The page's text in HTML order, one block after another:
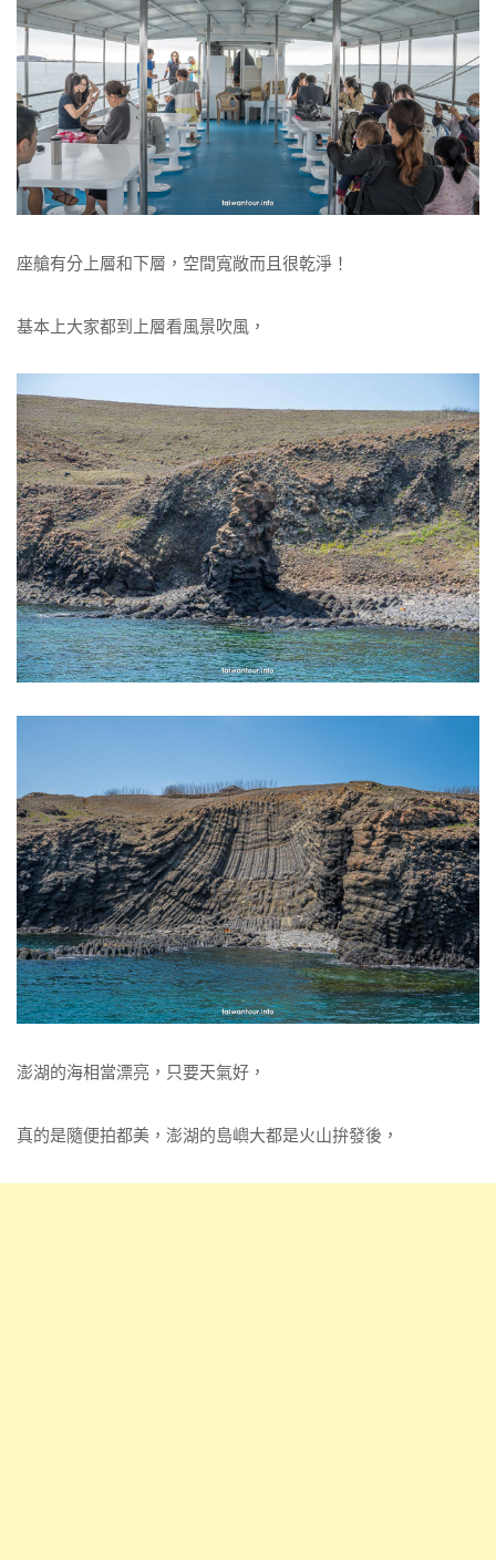
座艙有分上層和下層，空間寬敞而且很乾淨！
基本上大家都到上層看風景吹風，
澎湖的海相當漂亮，只要天氣好，
真的是隨便拍都美，澎湖的島嶼大都是火山拚發後，